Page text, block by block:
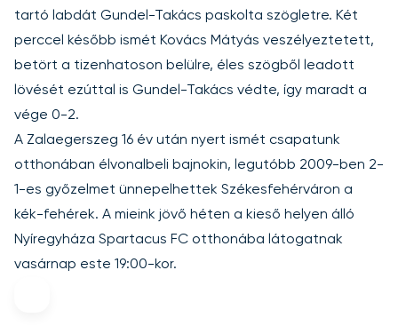
tartó labdát Gundel-Takács paskolta szögletre. Két
perccel később ismét Kovács Mátyás veszélyeztetett,
betört a tizenhatoson belülre, éles szögből leadott
lövését ezúttal is Gundel-Takács védte, így maradt a
vége 0-2.
A Zalaegerszeg 16 év után nyert ismét csapatunk
otthonában élvonalbeli bajnokin, legutóbb 2009-ben 2-
1-es győzelmet ünnepelhettek Székesfehérváron a
kék-fehérek. A mieink jövő héten a kieső helyen álló
Nyíregyháza Spartacus FC otthonába látogatnak
vasárnap este 19:00-kor.